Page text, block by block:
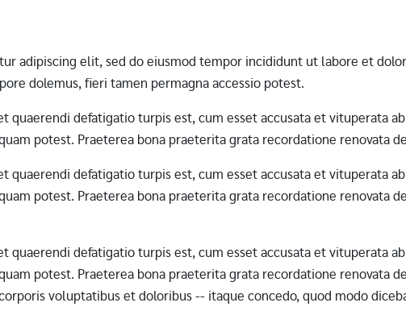
adipiscing elit, sed do eiusmod tempor incididunt ut labore et
dolemus, fieri tamen permagna accessio potest.
quaerendi defatigatio turpis est, cum esset accusata et vituperata
potest. Praeterea bona praeterita grata recordatione renovata
quaerendi defatigatio turpis est, cum esset accusata et vituperata
potest. Praeterea bona praeterita grata recordatione renovata
quaerendi defatigatio turpis est, cum esset accusata et vituperata
potest. Praeterea bona praeterita grata recordatione renovata
voluptatibus et doloribus -- itaque concedo, quod modo